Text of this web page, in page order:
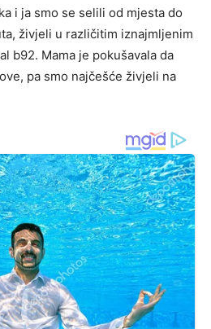
i ja smo se selili od mjesta do
živjeli u različitim iznajmljenim
b92. Mama je pokušavala da
pa smo najčešće živjeli na